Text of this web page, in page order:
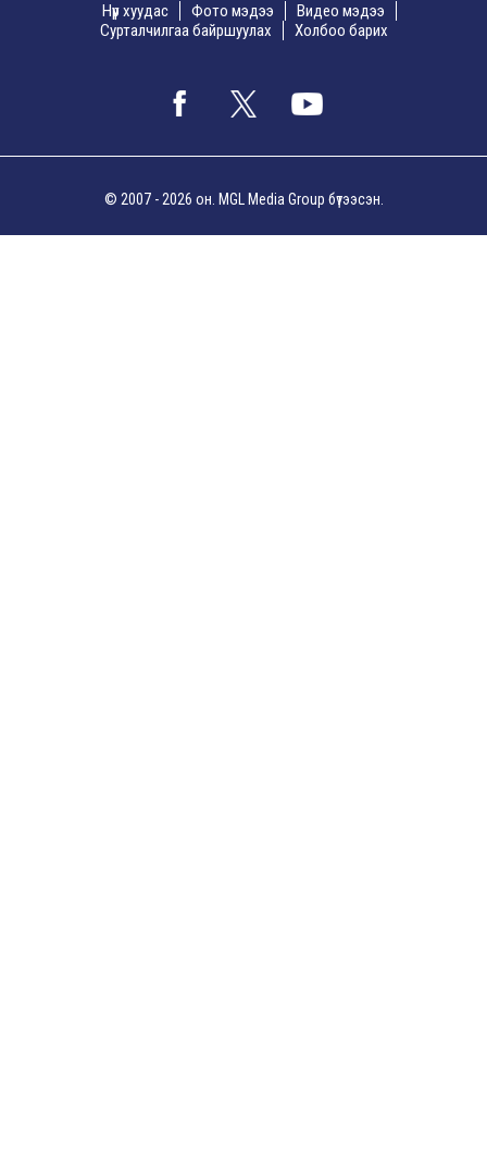
Нүүр хуудас Фото мэдээ
Видео мэдээ
Сурталчилгаа байршуулах
Холбоо барих
© 2007 - 2026 он. MGL Media Group бүтээсэн.